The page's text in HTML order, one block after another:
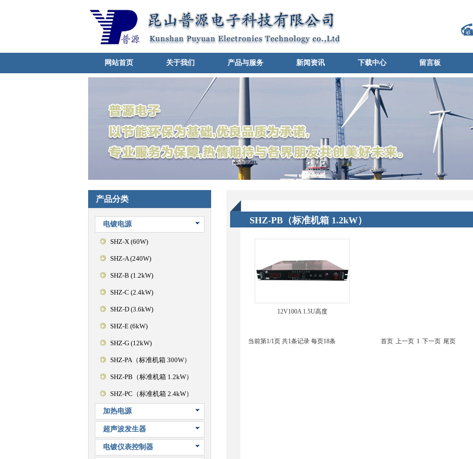
网站首页 关于我们 产品与服务 新闻资讯 下载中心 留言板
产品分类
电镀电源
SHZ-X (60W)
SHZ-A (240W)
SHZ-B (1.2kW)
SHZ-C (2.4kW)
SHZ-D (3.6kW)
SHZ-E (6kW)
SHZ-G (12kW)
SHZ-PA（标准机箱 300W）
SHZ-PB（标准机箱 1.2kW）
SHZ-PC（标准机箱 2.4kW）
加热电源
超声波发生器
电镀仪表控制器
SHZ-PB（标准机箱 1.2kW）
12V100A 1.5U高度
当前第1/1页 共1条记录 每页18条 首页 上一页 1 下一页 尾页